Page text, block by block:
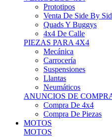
Venta De Side By Side
Quads Y Buggys
4x4 De Calle
PIEZAS PARA 4X4
Mecánica
Carrocería
Suspensiones
Llantas
Neumáticos
ANUNCIOS DE COMPRA
Compra De 4x4
Compra De Piezas
MOTOS
MOTOS
Motos De Circuito